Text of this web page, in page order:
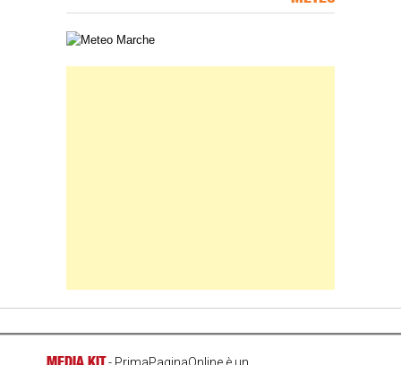
Carta meteorologica delle Marche